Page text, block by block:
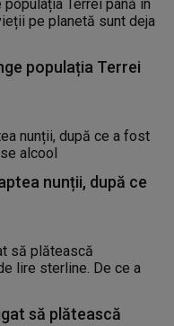
populația Terrei
nunții, după ce
să plătească